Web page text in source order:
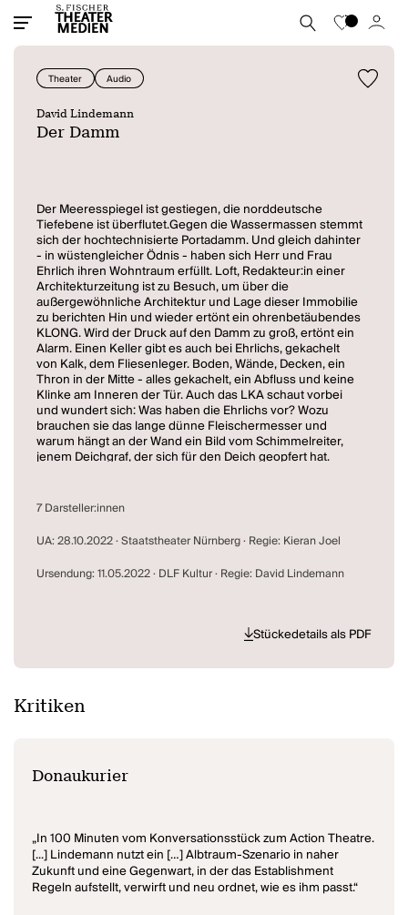
Theater Audio
David Lindemann
Der Damm
Der Meeresspiegel ist gestiegen, die norddeutsche
Tiefebene ist überflutet.Gegen die Wassermassen stemmt
sich der hochtechnisierte Portadamm. Und gleich dahinter
- in wüstengleicher Ödnis - haben sich Herr und Frau
Ehrlich ihren Wohntraum erfüllt. Loft, Redakteur:in einer
Architekturzeitung ist zu Besuch, um über die
außergewöhnliche Architektur und Lage dieser Immobilie
zu berichten Hin und wieder ertönt ein ohrenbetäubendes
KLONG. Wird der Druck auf den Damm zu groß, ertönt ein
Alarm. Einen Keller gibt es auch bei Ehrlichs, gekachelt
von Kalk, dem Fliesenleger. Boden, Wände, Decken, ein
Thron in der Mitte - alles gekachelt, ein Abfluss und keine
Klinke am Inneren der Tür. Auch das LKA schaut vorbei
und wundert sich: Was haben die Ehrlichs vor? Wozu
brauchen sie das lange dünne Fleischermesser und
warum hängt an der Wand ein Bild vom Schimmelreiter,
jenem Deichgraf, der sich für den Deich geopfert hat.
der Technik nur mit einem Menschenopfer besänftigen.
warum ist eigentlich Loft nach der heimlichen
Kellerbesichtigung überhaupt nicht mehr aufgetaucht?
Der Damm ist eine aberwitzige, schwarzhumorige
Blödsinn aufs Köstlichste auszuloten weiß. Und natürlich
steuert das Ganze schon von Beginn an auf einen herrlich
7 Darsteller:innen
UA: 28.10.2022 · Staatstheater Nürnberg · Regie: Kieran Joel
Ursendung: 11.05.2022 · DLF Kultur · Regie: David Lindemann
Stückedetails als PDF
Kritiken
Donaukurier
„In 100 Minuten vom Konversationsstück zum Action Theatre.
[...] Lindemann nutzt ein […] Albtraum-Szenario in naher
Zukunft und eine Gegenwart, in der das Establishment
Regeln aufstellt, verwirft und neu ordnet, wie es ihm passt.“